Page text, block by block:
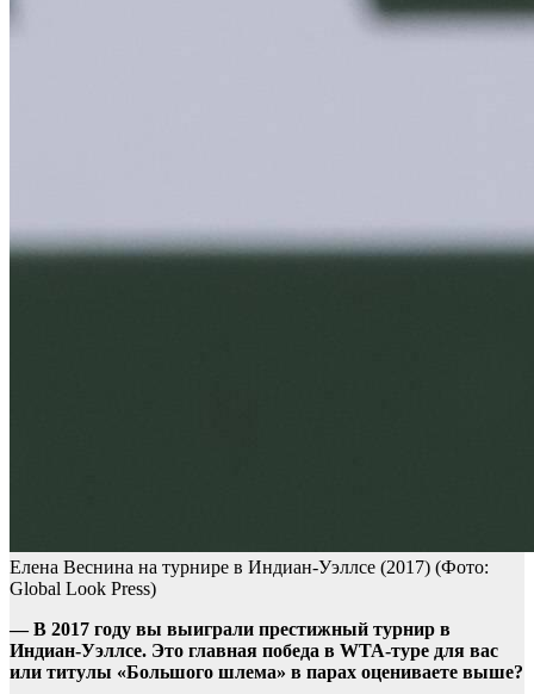
Елена Веснина на турнире в Индиан-Уэллсе (2017) (Фото:
Global Look Press)
— В 2017 году вы выиграли престижный турнир в
Индиан-Уэллсе. Это главная победа в WTA-туре для вас
или титулы «Большого шлема» в парах оцениваете выше?